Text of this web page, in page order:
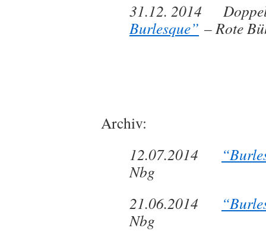
31.12. 2014
Burlesque” – Rote
Archiv:
12.07.2014
Nbg
21.06.2014
Nbg